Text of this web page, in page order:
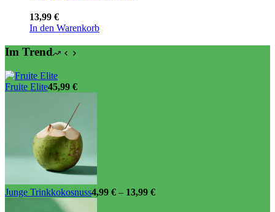
13,99 €
In den Warenkorb
Im Trend
Fruite Elite45,99 €
Junge Trinkkokosnuss4,99 € – 13,99 €